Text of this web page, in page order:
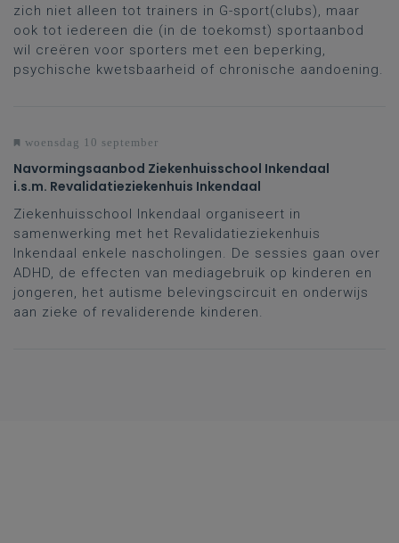
zich niet alleen tot trainers in G-sport(clubs), maar
ook tot iedereen die (in de toekomst) sportaanbod
wil creëren voor sporters met een beperking,
psychische kwetsbaarheid of chronische aandoening.
woensdag 10 september
Navormingsaanbod Ziekenhuisschool Inkendaal
i.s.m. Revalidatieziekenhuis Inkendaal
Ziekenhuisschool Inkendaal organiseert in
samenwerking met het Revalidatieziekenhuis
Inkendaal enkele nascholingen. De sessies gaan over
ADHD, de effecten van mediagebruik op kinderen en
jongeren, het autisme belevingscircuit en onderwijs
aan zieke of revaliderende kinderen.